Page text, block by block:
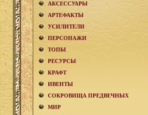
АКCЕСCУАРЫ
АРТЕФАКТЫ
УСИЛИТЕЛИ
ПЕРСОНАЖИ
ТОПЫ
РЕСУРСЫ
КРАФТ
ИВЕНТЫ
СОКРОВИЩА ПРЕДВЕЧНЫХ
МИР